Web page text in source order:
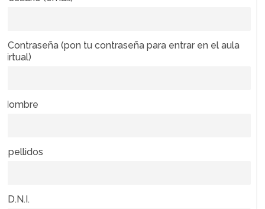
* Contraseña (pon tu contraseña para entrar en el aula
virtual)
Nombre
Apellidos
* D.N.I.